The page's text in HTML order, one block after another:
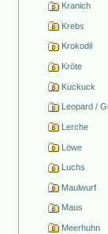
Kranich
Krebs
Krokodil
Kröte
Kuckuck
Leopard /
Lerche
Löwe
Luchs
Maulwurf
Maus
Meerhuhn